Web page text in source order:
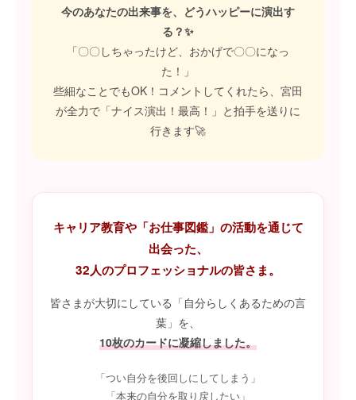
今のあなたの出来事を、どうハッピーに演出す
る？✨
「〇〇しちゃったけど、おかげで〇〇になっ
た！」
些細なことでもOK！コメントしてくれたら、宮田
が全力で「ナイス演出！最高！」と拍手を送りに
行きます🚀
キャリア教育や「お仕事図鑑」の活動を通じて
出会った、
32人のプロフェッショナルの皆さま。
皆さまが大切にしている「自分らしくあるための言
葉」を、
10枚のカードに凝縮しました。
「つい自分を後回しにしてしまう」
「本来の自分を取り戻したい」
📖 人生の脚本家は、いつだって「あなた」自身
🏠 あなたの「演出」が、家族の未来を創る